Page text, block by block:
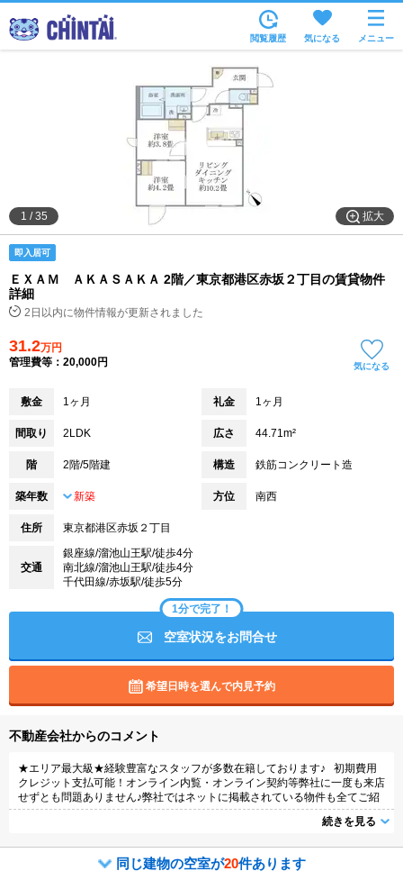
住所から
家賃相場から
物件特集から
閲覧履歴 気になる メニュー
拡大
1 /35
即入居可
ＥＸＡＭ ＡＫＡＳＡＫＡ 2階／東京都港区赤坂２丁目の賃貸物件
詳細
2日以内に物件情報が更新されました
31.2万円
管理費等：20,000円
気になる
敷金 1ヶ月 礼金 1ヶ月
間取り 2LDK 広さ 44.71m²
階 2階/5階建 構造 鉄筋コンクリート造
築年数 新築 方位 南西
住所 東京都港区赤坂２丁目
交通
銀座線/溜池山王駅/徒歩4分
南北線/溜池山王駅/徒歩4分
千代田線/赤坂駅/徒歩5分
1分で完了！
空室状況をお問合せ
希望日時を選んで内見予約
不動産会社からのコメント
★エリア最大級★経験豊富なスタッフが多数在籍しております♪ 初期費用
クレジット支払可能！オンライン内覧・オンライン契約等弊社に一度も来店
せずとも問題ありません♪弊社ではネットに掲載されている物件も全てご紹
介可能になりますので気になる物件は全て申し付けください★
続きを見る
同じ建物の空室が20件あります